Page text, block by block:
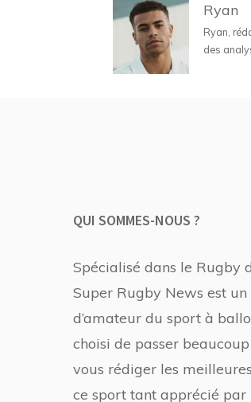
Ryan
Ryan,
des
QUI SOMMES-NOUS ?
Spécialisé dans le Rugby
Super Rugby News est
d’amateur du sport à
choisi de passer
vous rédiger les
ce sport tant apprécié par